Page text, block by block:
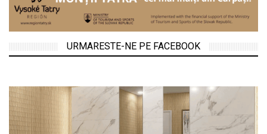
URMARESTE-NE PE FACEBOOK